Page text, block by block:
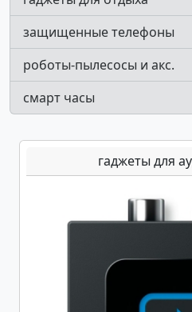
защищенные телефоны
роботы-пылесосы и акс.
смарт часы
гаджеты для